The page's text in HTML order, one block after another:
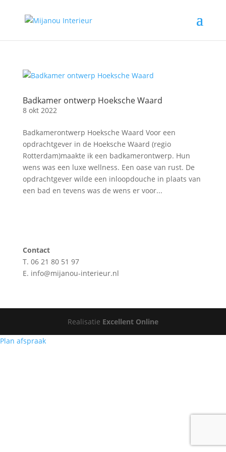
Badkamer ontwerp Hoeksche Waard
8 okt 2022
Badkamerontwerp Hoeksche Waard Voor een
opdrachtgever in de Hoeksche Waard (regio
Rotterdam)maakte ik een badkamerontwerp. Hun
wens was een luxe wellness. Een oase van rust. De
opdrachtgever wilde een inloopdouche in plaats van
een bad en tevens was de wens er voor...
Contact
T. 06 21 80 51 97
E. info@mijanou-interieur.nl
Realisatie Excellent Online
Plan afspraak